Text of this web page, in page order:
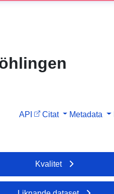
API Citat Metadata
Kvalitet